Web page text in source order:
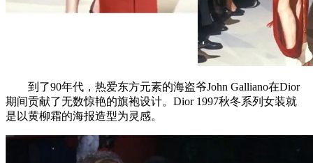
到了90年代，热爱东方元素的海盗爷John Galliano在Dior
期间贡献了无数惊艳的旗袍设计。Dior 1997秋冬系列女装就
是以黄柳霜的海报造型为灵感。